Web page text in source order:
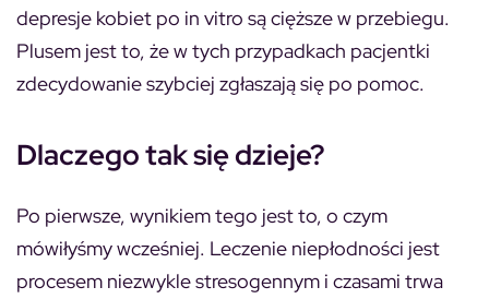
depresje kobiet po in vitro są cięższe w przebiegu.
Plusem jest to, że w tych przypadkach pacjentki
zdecydowanie szybciej zgłaszają się po pomoc.
Dlaczego tak się dzieje?
Po pierwsze, wynikiem tego jest to, o czym
mówiłyśmy wcześniej. Leczenie niepłodności jest
procesem niezwykle stresogennym i czasami trwa